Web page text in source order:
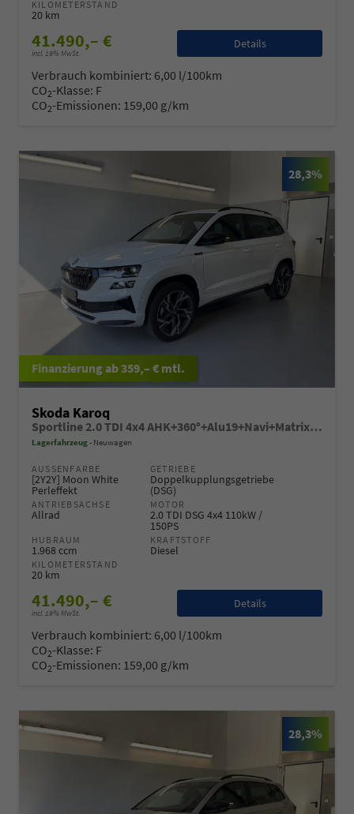
KILOMETERSTAND
20 km
41.490,– €
incl. 19% MwSt.
Details
Verbrauch kombiniert: 6,00 l/100km
CO2-Klasse: F
CO2-Emissionen: 159,00 g/km
28,3%
ab 359,– € mtl.
Skoda Karoq
Sportline 2.0 TDI 4x4 AHK+360°+Alu19+Navi+Matrix+Winter+eHeck+Lounge+ACC+GV5
Lagerfahrzeug Neuwagen
AUSSENFARBE
[2Y2Y] Moon White
Perleffekt
GETRIEBE
Doppelkupplungsgetriebe
(DSG)
ANTRIEBSACHSE
Allrad
MOTOR
2.0 TDI DSG 4x4 110kW /
150PS
HUBRAUM
1.968 ccm
KRAFTSTOFF
Diesel
KILOMETERSTAND
20 km
41.490,– €
incl. 19% MwSt.
Details
Verbrauch kombiniert: 6,00 l/100km
CO2-Klasse: F
CO2-Emissionen: 159,00 g/km
28,3%